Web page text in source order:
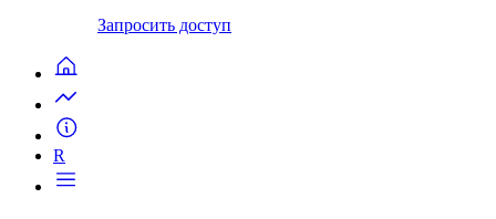
Запросить доступ
R